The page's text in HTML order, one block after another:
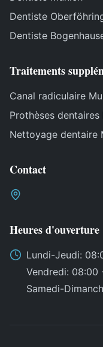
Dentiste
Dentiste
Traitements
Canal radiculaire
Prothèses dentaires
Nettoyage dentaire
Contact
Heures d'ouverture
Lundi-Jeudi:
Vendredi: 08:00
Samedi-